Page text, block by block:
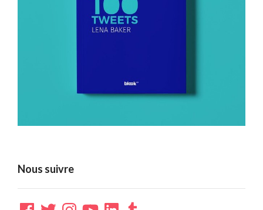
Nous suivre
Facebook
TwitterInstagramYouTubeLinkedInTumblr